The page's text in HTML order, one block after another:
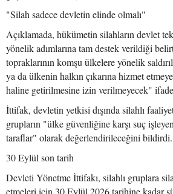
"Silah sadece devletin elinde olmalı"
Açıklamada, hükümetin silahların devlet
yönelik adımlarına tam destek verildiği
topraklarının komşu ülkelere yönelik
ya da ülkenin halkın çıkarına hizmet
haline getirilmesine izin verilmeyecek"
İttifak, devletin yetkisi dışında silahlı
grupların "ülke güvenliğine karşı suç
taraflar" olarak değerlendirileceğini bildirdi.
30 Eylül son tarih
Devleti Yönetme İttifakı, silahlı gruplara
etmeleri için 30 Eylül 2026 tarihine kadar